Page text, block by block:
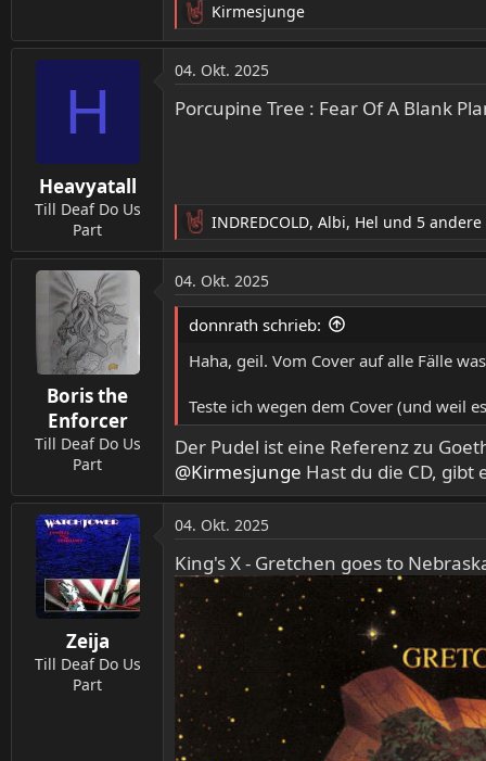
R
e
a
k
t
n
Kirmesjunge
H
Heavyatall
Till Deaf Do Us
Part
04. Okt. 2025
Porcupine Tree : Fear Of A Blank
R
e
a
k
t
o
:
INDREDCOLD, Albi, Hel und 5 andere
Boris the
Enforcer
Till Deaf Do Us
Part
04. Okt. 2025
donnrath schrieb:
Haha, geil. Vom Cover auf alle Fälle
Teste ich wegen dem Cover (und weil
Der Pudel ist eine Referenz zu
@Kirmesjunge Hast du die CD, gibt
Zeija
Till Deaf Do Us
Part
04. Okt. 2025
King's X - Gretchen goes to